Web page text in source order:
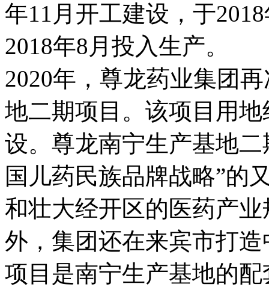
年11月开工建设，于
2018年8月投入生产。
2020年，尊龙药业集团
地二期项目。该项目用
设。尊龙南宁生产基地
国儿药民族品牌战略”的
和壮大经开区的医药产
外，集团还在来宾市打
项目是南宁生产基地的